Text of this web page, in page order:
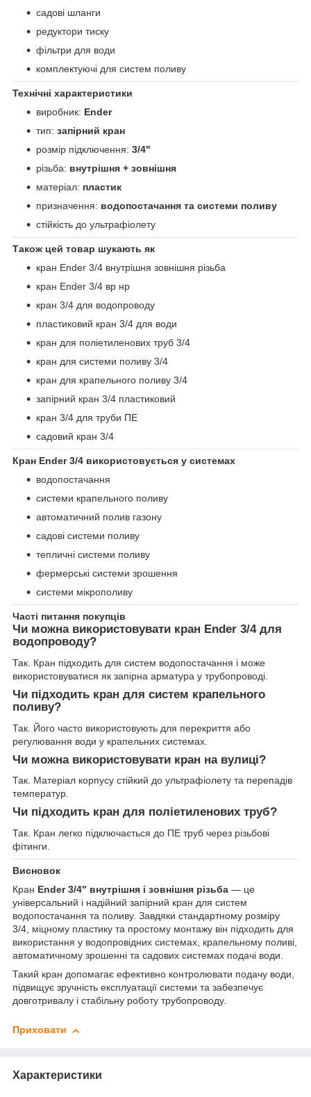
садові шланги
редуктори тиску
фільтри для води
комплектуючі для систем поливу
Технічні характеристики
виробник: Ender
тип: запірний кран
розмір підключення: 3/4"
різьба: внутрішня + зовнішня
матеріал: пластик
призначення: водопостачання та системи поливу
стійкість до ультрафіолету
Також цей товар шукають як
кран Ender 3/4 внутрішня зовнішня різьба
кран Ender 3/4 вр нр
кран 3/4 для водопроводу
пластиковий кран 3/4 для води
кран для поліетиленових труб 3/4
кран для системи поливу 3/4
кран для крапельного поливу 3/4
запірний кран 3/4 пластиковий
кран 3/4 для труби ПЕ
садовий кран 3/4
Кран Ender 3/4 використовується у системах
водопостачання
системи крапельного поливу
автоматичний полив газону
садові системи поливу
тепличні системи поливу
фермерські системи зрошення
системи мікрополиву
Часті питання покупців
Чи можна використовувати кран Ender 3/4 для
водопроводу?
Так. Кран підходить для систем водопостачання і може
використовуватися як запірна арматура у трубопроводі.
Чи підходить кран для систем крапельного
поливу?
Так. Його часто використовують для перекриття або
регулювання води у крапельних системах.
Чи можна використовувати кран на вулиці?
Так. Матеріал корпусу стійкий до ультрафіолету та перепадів
температур.
Чи підходить кран для поліетиленових труб?
Так. Кран легко підключається до ПЕ труб через різьбові
фітинги.
Висновок
Кран Ender 3/4" внутрішня і зовнішня різьба — це
універсальний і надійний запірний кран для систем
водопостачання та поливу. Завдяки стандартному розміру
3/4, міцному пластику та простому монтажу він підходить для
використання у водопровідних системах, крапельному поливі,
автоматичному зрошенні та садових системах подачі води.
Такий кран допомагає ефективно контролювати подачу води,
підвищує зручність експлуатації системи та забезпечує
довготривалу і стабільну роботу трубопроводу.
Приховати
Характеристики